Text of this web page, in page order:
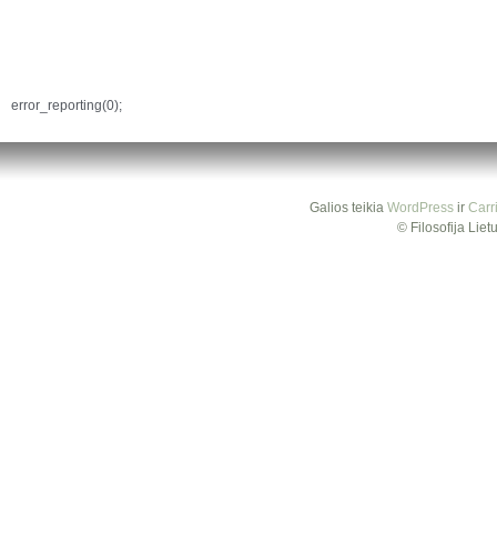
error_reporting(0);
Galios teikia WordPressir
© Filosofija